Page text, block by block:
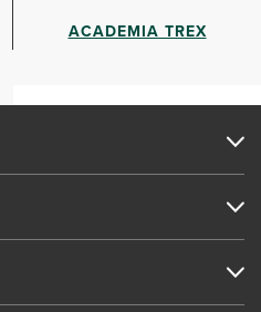
ACADEMIA TREX